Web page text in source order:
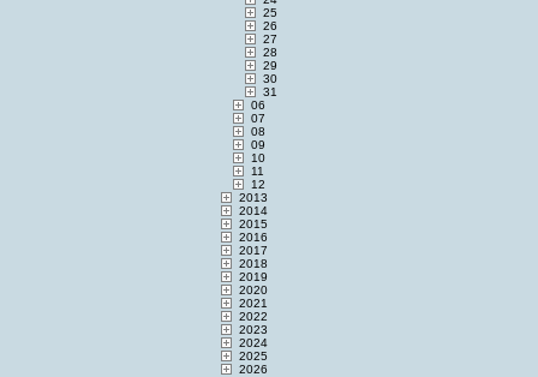
25
26
27
28
29
30
31
06
07
08
09
10
11
12
2013
2014
2015
2016
2017
2018
2019
2020
2021
2022
2023
2024
2025
2026